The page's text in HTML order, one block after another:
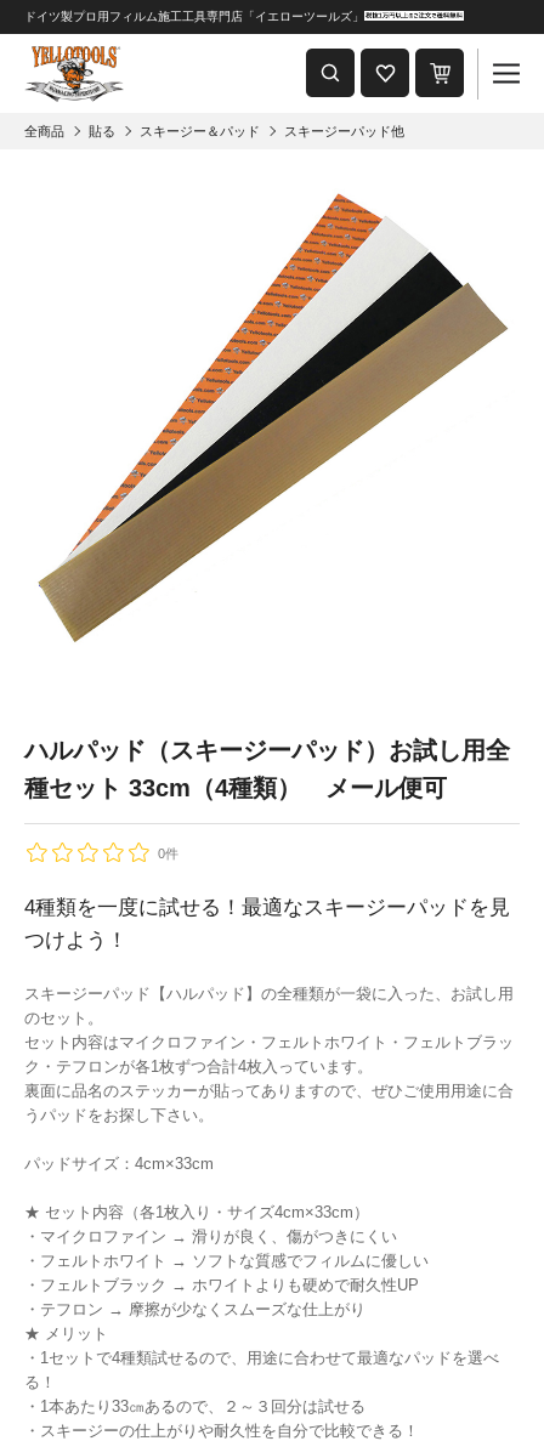
重要なおしらせ
2024年8月1日 価格改定につきまして
ドイツ製プロ用フィルム施工工具専門店「イエローツールズ」
全商品 貼る スキージー＆パッド スキージーパッド他
ハルパッド（スキージーパッド）お試し用全
種セット 33cm（4種類） メール便可
0件
4種類を一度に試せる！最適なスキージーパッドを見
つけよう！
スキージーパッド【ハルパッド】の全種類が一袋に入った、お試し用
のセット。
セット内容はマイクロファイン・フェルトホワイト・フェルトブラッ
ク・テフロンが各1枚ずつ合計4枚入っています。
裏面に品名のステッカーが貼ってありますので、ぜひご使用用途に合
うパッドをお探し下さい。
パッドサイズ：4cm×33cm
★ セット内容（各1枚入り・サイズ4cm×33cm）
・マイクロファイン → 滑りが良く、傷がつきにくい
・フェルトホワイト → ソフトな質感でフィルムに優しい
・フェルトブラック → ホワイトよりも硬めで耐久性UP
・テフロン → 摩擦が少なくスムーズな仕上がり
★ メリット
・1セットで4種類試せるので、用途に合わせて最適なパッドを選べ
る！
・1本あたり33㎝あるので、２～３回分は試せる
・スキージーの仕上がりや耐久性を自分で比較できる！